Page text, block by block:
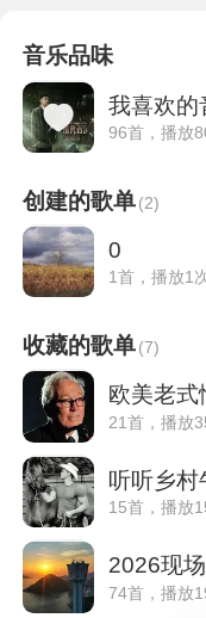
音乐品味
我喜欢的
96首，播放
创建的歌单(2)
0
1首，播放1
收藏的歌单(7)
欧美老式
21首，播放
听听乡村
15首，播放
2026现
74首，播放